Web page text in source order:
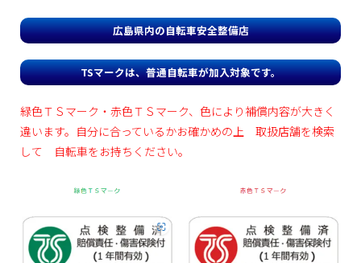
広島県内の自転車安全整備店
TSマークは、普通自転車が加入対象です。
緑色ＴＳマーク・赤色ＴＳマーク、色により補償内容が大きく
違います。自分に合っているかお確かめの上 取扱店舗を検索
して 自転車をお持ちください。